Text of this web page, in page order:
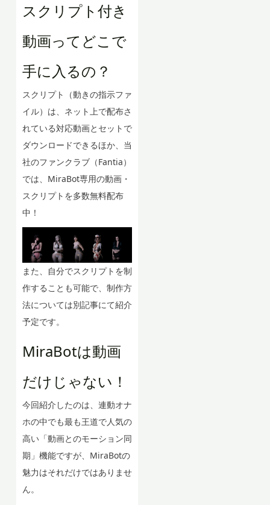
スクリプト付き
動画ってどこで
手に入るの？
スクリプト（動きの指示ファ
イル）は、ネット上で配布さ
れている対応動画とセットで
ダウンロードできるほか、当
社のファンクラブ（Fantia）
では、MiraBot専用の動画・
スクリプトを多数無料配布
中！
また、自分でスクリプトを制
作することも可能で、制作方
法については別記事にて紹介
予定です。
MiraBotは動画
だけじゃない！
今回紹介したのは、連動オナ
ホの中でも最も王道で人気の
高い「動画とのモーション同
期」機能ですが、MiraBotの
魅力はそれだけではありませ
ん。